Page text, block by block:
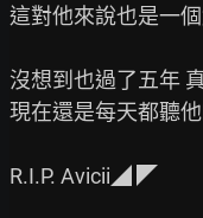
這對他來說也是一
沒想到也過了五年
現在還是每天都聽
R.I.P. Avicii◢ ◤